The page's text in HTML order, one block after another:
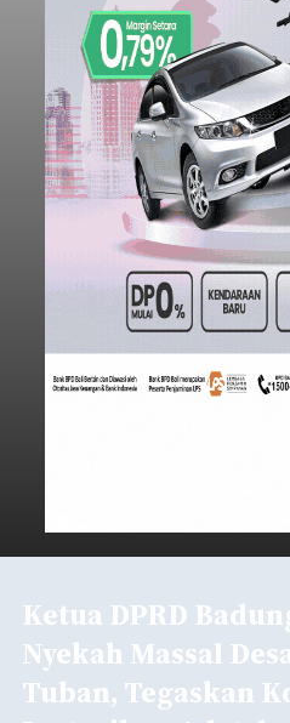
Ketua DPRD
Nyekah Massal
Tuban, Tegaskan